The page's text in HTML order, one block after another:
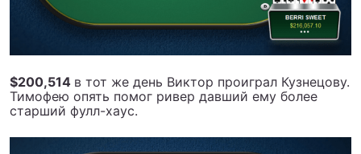
$200,514 в тот же день Виктор проиграл Кузнецову.
Тимофею опять помог ривер давший ему более
старший фулл-хаус.